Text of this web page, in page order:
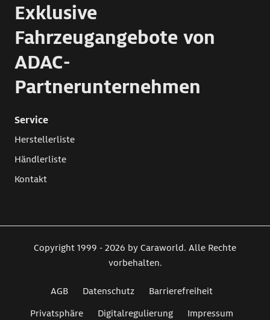
Exklusive
Fahrzeugangebote von
ADAC-
Partnerunternehmen
Service
Herstellerliste
Händlerliste
Kontakt
Copyright 1999 - 2026 by Caraworld. Alle Rechte
vorbehalten.
AGB Datenschutz
Barrierefreiheit
Privatsphäre
Digitalregulierung Impressum